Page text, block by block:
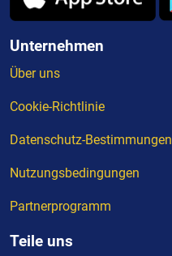
Unternehmen
Über uns
Cookie-Richtlinie
Datenschutz-Bestimmungen
Nutzungsbedingungen
Partnerprogramm
Teile uns